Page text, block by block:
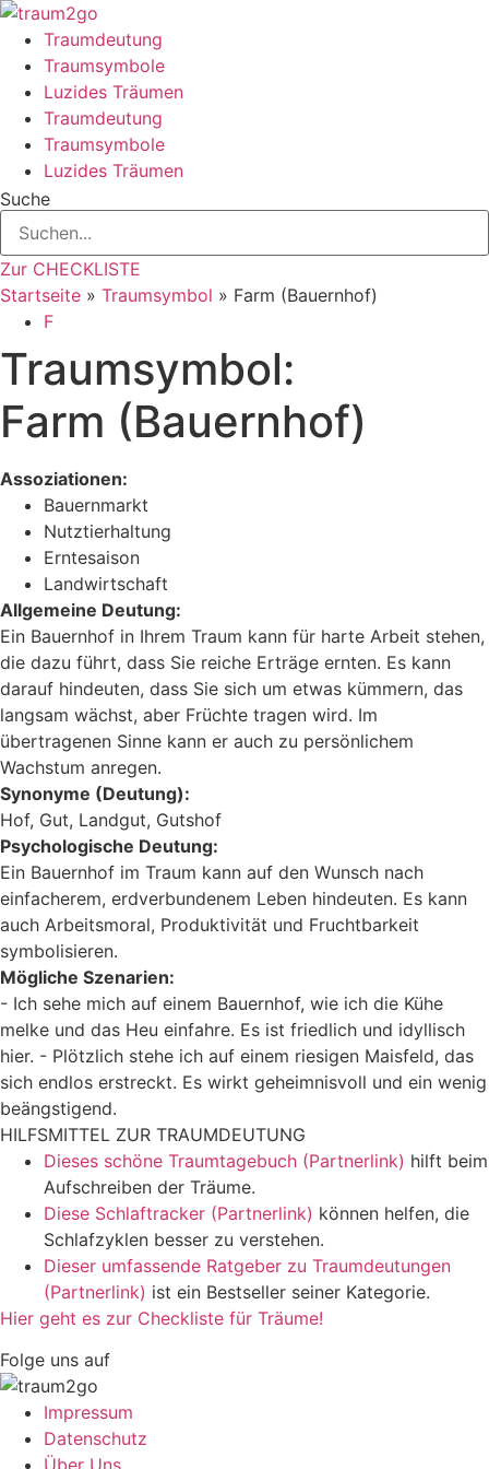
Zum
Inhalt
springen
Traumdeutung
Traumsymbole
Luzides Träumen
Traumdeutung
Traumsymbole
Luzides Träumen
Suche
Zur CHECKLISTE
Startseite » Traumsymbol » Farm (Bauernhof)
F
Traumsymbol:
Farm (Bauernhof)
Assoziationen:
Bauernmarkt
Nutztierhaltung
Erntesaison
Landwirtschaft
Allgemeine Deutung:
Ein Bauernhof in Ihrem Traum kann für harte Arbeit stehen,
die dazu führt, dass Sie reiche Erträge ernten. Es kann
darauf hindeuten, dass Sie sich um etwas kümmern, das
langsam wächst, aber Früchte tragen wird. Im
übertragenen Sinne kann er auch zu persönlichem
Wachstum anregen.
Synonyme (Deutung):
Hof, Gut, Landgut, Gutshof
Psychologische Deutung:
Ein Bauernhof im Traum kann auf den Wunsch nach
einfacherem, erdverbundenem Leben hindeuten. Es kann
auch Arbeitsmoral, Produktivität und Fruchtbarkeit
symbolisieren.
Mögliche Szenarien:
- Ich sehe mich auf einem Bauernhof, wie ich die Kühe
melke und das Heu einfahre. Es ist friedlich und idyllisch
hier. - Plötzlich stehe ich auf einem riesigen Maisfeld, das
sich endlos erstreckt. Es wirkt geheimnisvoll und ein wenig
beängstigend.
HILFSMITTEL ZUR TRAUMDEUTUNG
Dieses schöne Traumtagebuch (Partnerlink) hilft beim
Aufschreiben der Träume.
Diese Schlaftracker (Partnerlink) können helfen, die
Schlafzyklen besser zu verstehen.
Dieser umfassende Ratgeber zu Traumdeutungen
(Partnerlink) ist ein Bestseller seiner Kategorie.
Hier geht es zur Checkliste für Träume!
Folge uns auf
Impressum
Datenschutz